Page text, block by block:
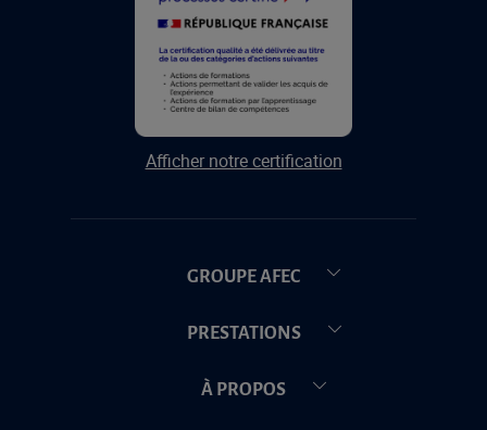
Afficher notre certification
GROUPE AFEC
PRESTATIONS
À PROPOS